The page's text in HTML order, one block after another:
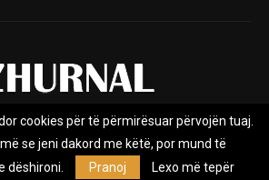
Impresumi Marketing
Kontakt
Privacy Policy
cookies për të përmirësuar përvojën tuaj.
se jeni dakord me këtë, por mund të
dëshironi.
Pranoj Lexo më tepër